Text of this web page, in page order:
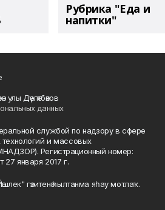
Рубрика "Еда и
напитки"
Дәүләтбәков
данных
службой по надзору в сфере
и массовых
Регистрационный номер:
января 2017 г.
гәзитенә һылтанма яһау мотлаҡ.